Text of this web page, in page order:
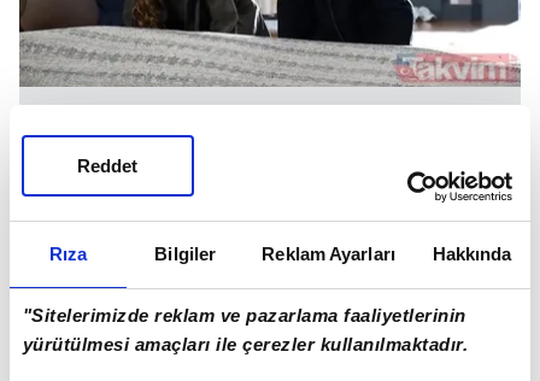
Rıza Bilgiler Reklam Ayarları Hakkında
"Sitelerimizde reklam ve pazarlama faaliyetlerinin
yürütülmesi amaçları ile çerezler kullanılmaktadır.
Reddet
Ufak tefek oyunlarla bir şeylerle manipülasyona
uğradı. Bizim de bir anda başımıza patladı olay
ama hiç öyle bir şey yok"